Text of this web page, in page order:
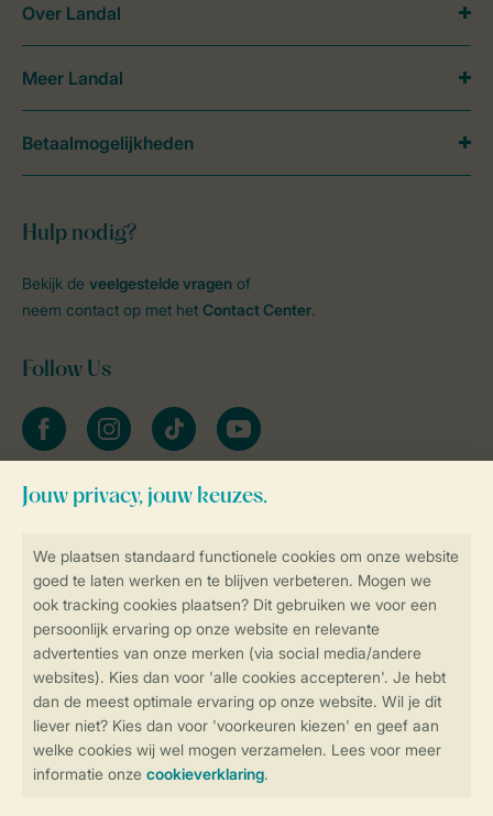
Controle over jouw gegevens &
Veilig en snel online boeken
Veilige gegevensoverdracht
Veilige betaling
Hulp nodig?
Bekijk de veelgestelde vragen of
neem contact op met het Contact Center.
Follow Us
facebookinstagramtiktok youtube
Blijf op de hoogte
Over Landal
Meer Landal
Betaalmogelijkheden